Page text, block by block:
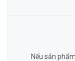
Nếu sản